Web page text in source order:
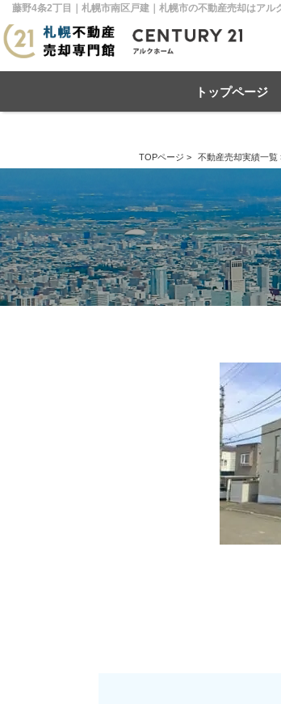
藤野4条2丁目｜札幌市南区戸建｜札幌市の不動産売却はア
トップページ
札幌市南区 札幌市
リースバ
TOPページ > 不動産売却実績一覧